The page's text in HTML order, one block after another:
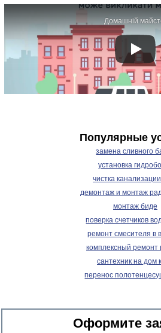
Домашній
Популярные
замена сливного
установка
чистка
демонтаж и монтаж
монтаж биде
поверка счетчиков
ремонт смесителя в
комплексный ремонт
сантехник на дом
перенос
Оформите